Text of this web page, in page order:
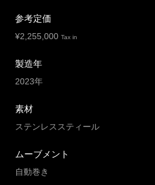
参考定価
¥2,255,000 Tax in
製造年
2023年
素材
ステンレススティール
ムーブメント
自動巻き